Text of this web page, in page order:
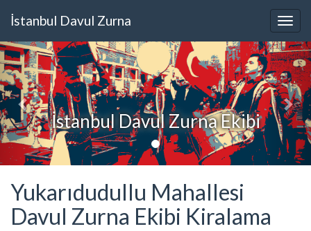
İstanbul Davul Zurna
İstanbul Davul Zurna Ekibi
Yukarıdudullu Mahallesi
Davul Zurna Ekibi Kiralama